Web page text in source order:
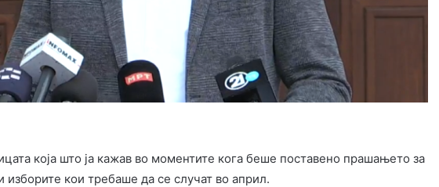
која што ја кажав во моментите кога беше поставено прашањето за
кои требаше да се случат во април.